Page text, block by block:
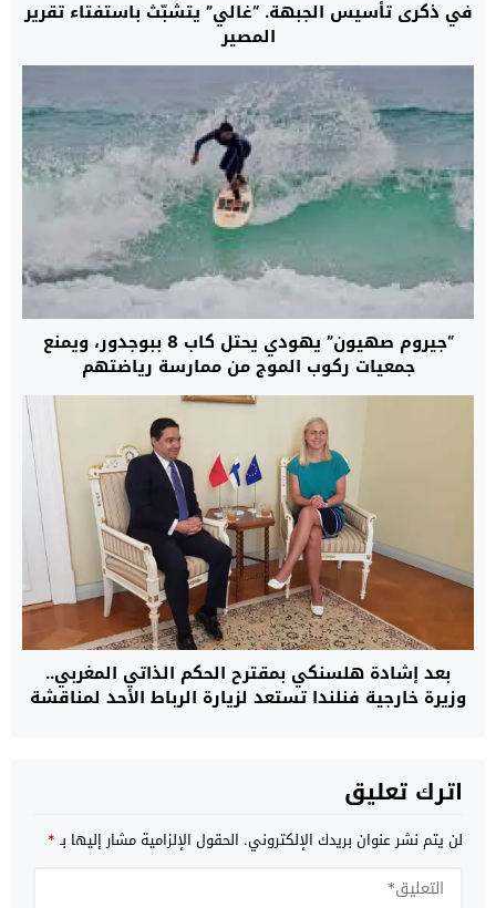
في ذكرى تأسيس الجبهة. “غالي” يتشبّث باستفتاء تقرير
المصير
“جيروم صهيون” يهودي يحتل كاب 8 ببوجدور، ويمنع
جمعيات ركوب الموج من ممارسة رياضتهم
بعد إشادة هلسنكي بمقترح الحكم الذاتي المغربي..
وزيرة خارجية فنلندا تستعد لزيارة الرباط الأحد لمناقشة
اترك تعليق
لن يتم نشر عنوان بريدك الإلكتروني. الحقول الإلزامية مشار إليها بـ*